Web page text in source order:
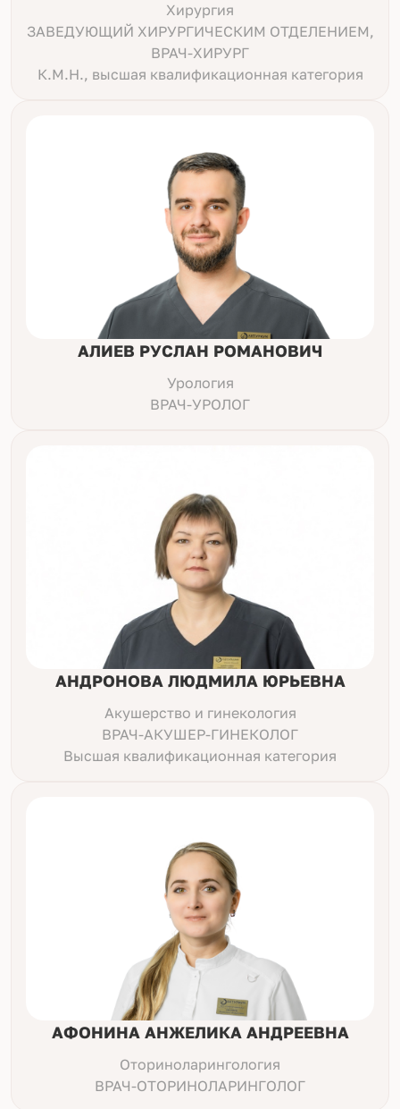
Хирургия
ЗАВЕДУЮЩИЙ ХИРУРГИЧЕСКИМ ОТДЕЛЕНИЕМ,
ВРАЧ-ХИРУРГ
К.М.Н., высшая квалификационная категория
АЛИЕВ РУСЛАН РОМАНОВИЧ
Урология
ВРАЧ-УРОЛОГ
АНДРОНОВА ЛЮДМИЛА ЮРЬЕВНА
Акушерство и гинекология
ВРАЧ-АКУШЕР-ГИНЕКОЛОГ
Высшая квалификационная категория
АФОНИНА АНЖЕЛИКА АНДРЕЕВНА
Оториноларингология
ВРАЧ-ОТОРИНОЛАРИНГОЛОГ